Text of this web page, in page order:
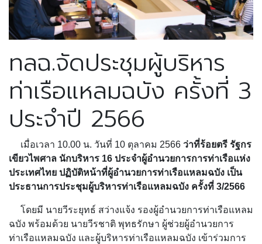
ทลฉ.จัดประชุมผู้บริหาร
ท่าเรือแหลมฉบัง ครั้งที่ 3
ประจำปี 2566
เมื่อเวลา 10.00 น. วันที่ 10 ตุลาคม 2566 ว่าที่ร้อยตรี รัฐกร
เขียวไพศาล นักบริหาร 16 ประจำผู้อำนวยการการท่าเรือแห่ง
ประเทศไทย ปฏิบัติหน้าที่ผู้อำนวยการท่าเรือแหลมฉบัง เป็น
ประธานการประชุมผู้บริหารท่าเรือแหลมฉบัง ครั้งที่ 3/2566
โดยมี นายวีระยุทธ์ สว่างแจ้ง รองผู้อำนวยการท่าเรือแหลม
ฉบัง พร้อมด้วย นายวีรชาติ พุทธรักษา ผู้ช่วยผู้อำนวยการ
ท่าเรือแหลมฉบัง และผู้บริหารท่าเรือแหลมฉบัง เข้าร่วมการ